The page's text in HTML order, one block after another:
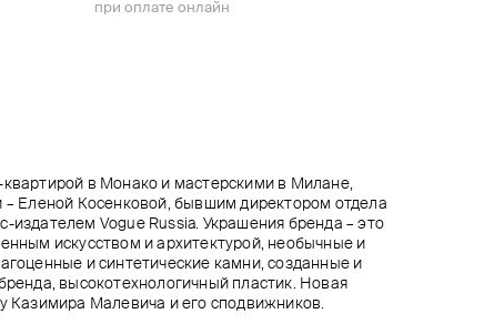
при оплате онлайн
в Монако и мастерскими в Милане,
– Еленой Косенковой, бывшим директором отдела
издателем Vogue Russia. Украшения бренда – это
искусством и архитектурой, необычные и
и синтетические камни, созданные и
высокотехнологичный пластик. Новая
Казимира Малевича и его сподвижников.